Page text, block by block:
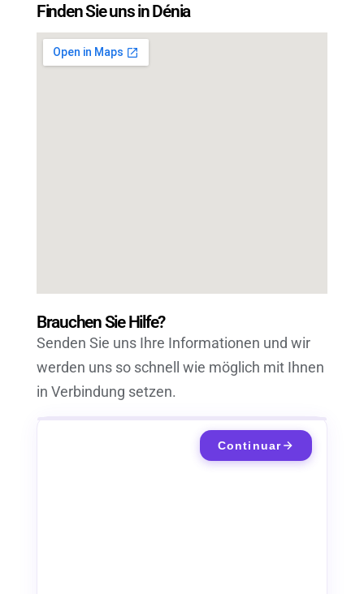
Finden Sie uns in Dénia
Brauchen Sie Hilfe?
Senden Sie uns Ihre Informationen und wir
werden uns so schnell wie möglich mit Ihnen
in Verbindung setzen.
Continuar